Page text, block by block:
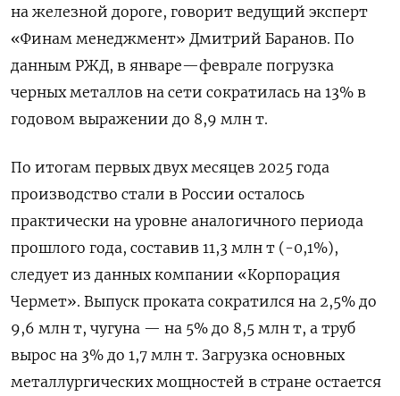
на железной дороге, говорит ведущий эксперт
«Финам менеджмент» Дмитрий Баранов. По
данным РЖД, в январе—феврале погрузка
черных металлов на сети сократилась на 13% в
годовом выражении до 8,9 млн т.
По итогам первых двух месяцев 2025 года
производство стали в России осталось
практически на уровне аналогичного периода
прошлого года, составив 11,3 млн т (-0,1%),
следует из данных компании «Корпорация
Чермет». Выпуск проката сократился на 2,5% до
9,6 млн т, чугуна — на 5% до 8,5 млн т, а труб
вырос на 3% до 1,7 млн т. Загрузка основных
металлургических мощностей в стране остается